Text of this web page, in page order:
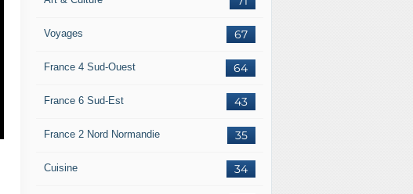
67
Voyages
64
France 4 Sud-Ouest
43
France 6 Sud-Est
35
France 2 Nord Normandie
34
Cuisine